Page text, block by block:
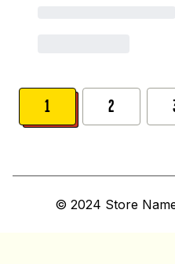
1 2
© 2024 Store